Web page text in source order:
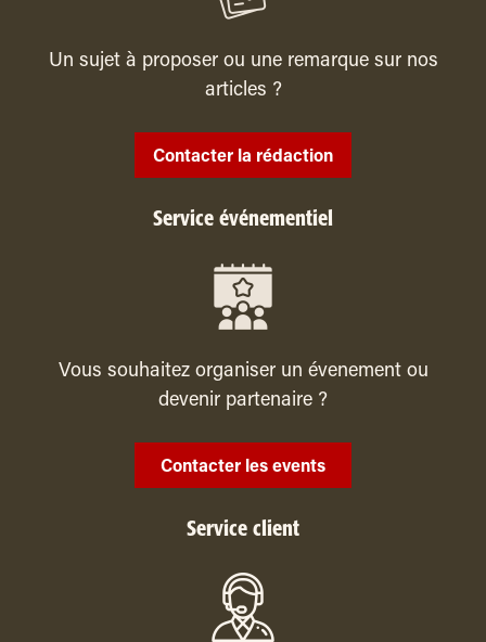
Un sujet à proposer ou une remarque sur nos
articles ?
Contacter la rédaction
Service événementiel
Vous souhaitez organiser un évenement ou
devenir partenaire ?
Contacter les events
Service client